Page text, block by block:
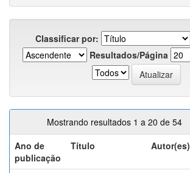
Classificar por:
Resultados/Página
Mostrando resultados 1 a 20 de 54
Ano de
publicação
Título Autor(es)